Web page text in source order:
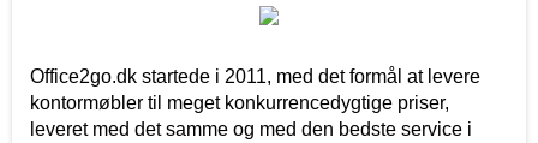
Office2go.dk startede i 2011, med det formål at levere
kontormøbler til meget konkurrencedygtige priser,
leveret med det samme og med den bedste service i